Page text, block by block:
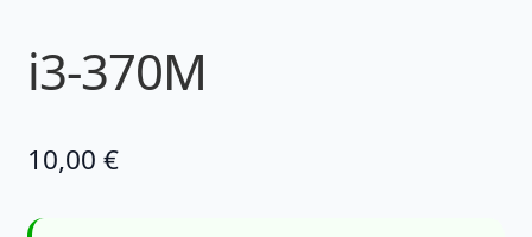
i3-370M
10,00 €